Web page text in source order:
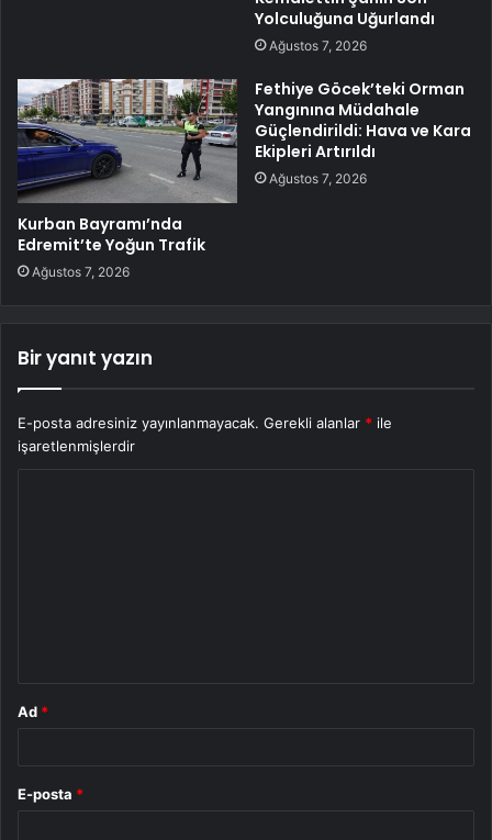
Yolculuğuna Uğurlandı
Ağustos 7, 2026
Kurban Bayramı’nda
Edremit’te Yoğun Trafik
Ağustos 7, 2026
Fethiye Göcek’teki Orman
Yangınına Müdahale
Güçlendirildi: Hava ve Kara
Ekipleri Artırıldı
Ağustos 7, 2026
Bir yanıt yazın
E-posta adresiniz yayınlanmayacak. Gerekli alanlar * ile
işaretlenmişlerdir
Ad *
E-posta *